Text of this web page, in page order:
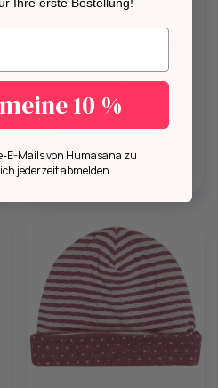
36,99 €
Organicera
Melange - 6-12M
ein.
10 %
E-Mails von Humasana zu
jederzeit abmelden.